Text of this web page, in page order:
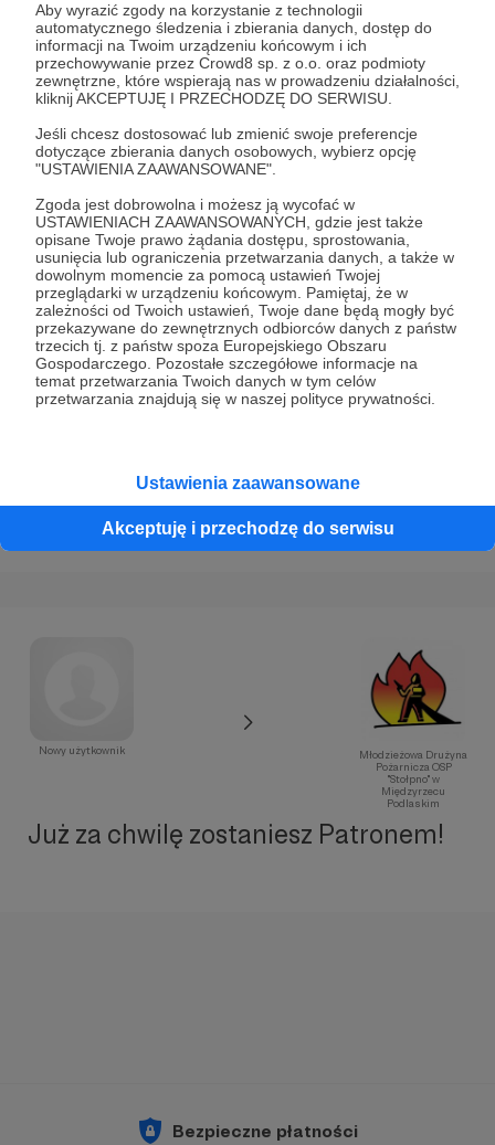
Aby wyrazić zgody na korzystanie z technologii
automatycznego śledzenia i zbierania danych, dostęp do
informacji na Twoim urządzeniu końcowym i ich
przechowywanie przez Crowd8 sp. z o.o. oraz podmioty
zewnętrzne, które wspierają nas w prowadzeniu działalności,
kliknij AKCEPTUJĘ I PRZECHODZĘ DO SERWISU.
Jeśli chcesz dostosować lub zmienić swoje preferencje
dotyczące zbierania danych osobowych, wybierz opcję
"USTAWIENIA ZAAWANSOWANE".
Zgoda jest dobrowolna i możesz ją wycofać w
USTAWIENIACH ZAAWANSOWANYCH, gdzie jest także
opisane Twoje prawo żądania dostępu, sprostowania,
usunięcia lub ograniczenia przetwarzania danych, a także w
dowolnym momencie za pomocą ustawień Twojej
przeglądarki w urządzeniu końcowym. Pamiętaj, że w
zależności od Twoich ustawień, Twoje dane będą mogły być
przekazywane do zewnętrznych odbiorców danych z państw
trzecich tj. z państw spoza Europejskiego Obszaru
Gospodarczego. Pozostałe szczegółowe informacje na
temat przetwarzania Twoich danych w tym celów
przetwarzania znajdują się w naszej polityce prywatności.
Ustawienia zaawansowane
Akceptuję i przechodzę do serwisu
* Zapoznałem się i akceptujęRegulaminserwisu oraz
Prywatności.
* Wyrażam zgodę na przetwarzanie moich danych
osobowych podanych w formularzu rejestracyjnym w celu
prawidłowego świadczenia usług serwisu Patronite.
Wyrażam zgodę na otrzymywanie drogą elektroniczną
informacji handlowych - newslettera. Opcja ta może zostać
zmieniona w ustawieniach konta.
Cofnij Zarejestruj się i przejdź dalej
Nowy użytkownik
Młodzieżowa Drużyna
Pożarnicza OSP
"Stołpno" w
Międzyrzecu
Podlaskim
Już za chwilę zostaniesz Patronem!
Bezpieczne płatności